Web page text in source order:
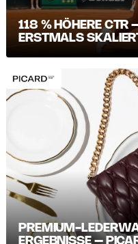
118 % HÖHERE CTR
ERSTMALS
PREMIUM-
ERGEBNISSE –